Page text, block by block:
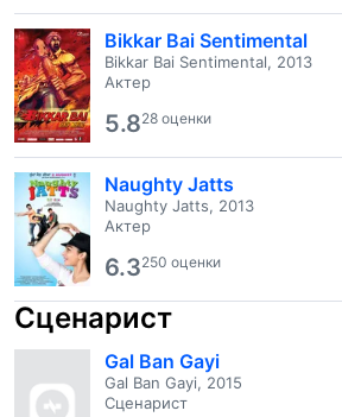
Bikkar Bai Sentimental
Bikkar Bai Sentimental, 2013
Актер
5.828 оценки
Naughty Jatts
Naughty Jatts, 2013
Актер
6.3250 оценки
Сценарист
Gal Ban Gayi
Gal Ban Gayi, 2015
Сценарист